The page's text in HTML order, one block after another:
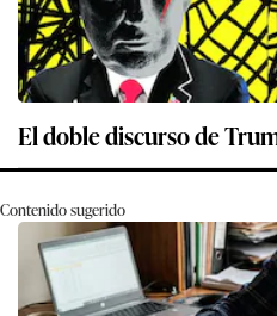
El doble discurso de
Contenido sugerido